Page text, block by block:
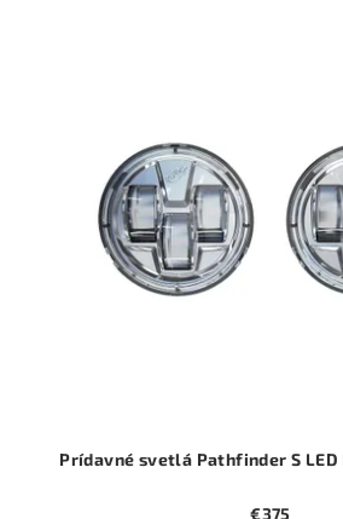
Prídavné svetlá Pathfinder S
€375